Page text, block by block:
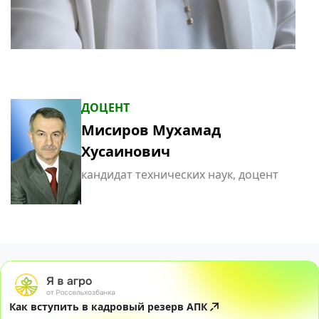
ДОЦЕНТ
Мисиров Мухамад
Хусаинович
кандидат технических наук, доцент
Как вступить в кадровый резерв АПК